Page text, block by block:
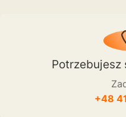
Potrzebujesz
+48